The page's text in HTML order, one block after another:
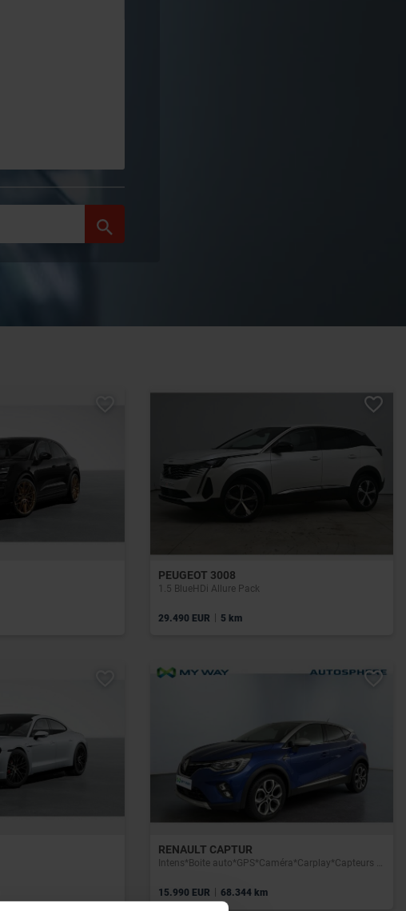
PEUGEOT 3008
1.5 BlueHDi Allure Pack
29.490 EUR | 5 km
RENAULT CAPTUR
15.990 EUR | 68.344 km